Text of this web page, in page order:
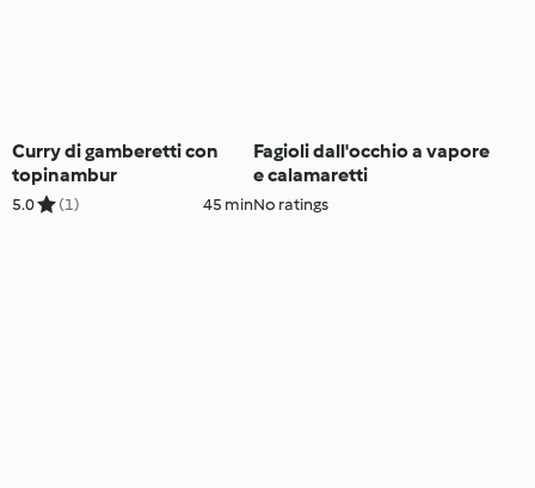
Curry di gamberetti con
topinambur
5.0 (1) 45 min
Fagioli dall'occhio a vapore
e calamaretti
No ratings